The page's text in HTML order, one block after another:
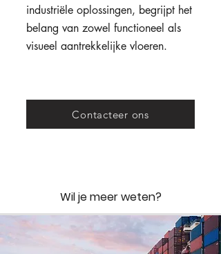
industriële oplossingen, begrijpt het
belang van zowel functioneel als
visueel aantrekkelijke vloeren.
Contacteer ons
Wil je meer weten?